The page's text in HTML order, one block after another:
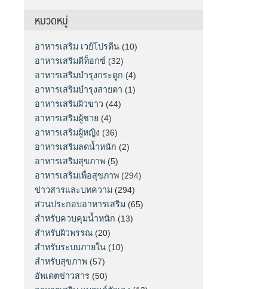
หมวดหมู่
อาหารเสริม เวย์โปรตีน (10)
อาหารเสริมดีท็อกซ์ (32)
อาหารเสริมบำรุงกระดูก (4)
อาหารเสริมบำรุงสายตา (1)
อาหารเสริมผิวขาว (44)
อาหารเสริมผู้ชาย (4)
อาหารเสริมผู้หญิง (36)
อาหารเสริมลดน้ำหนัก (2)
อาหารเสริมสุขภาพ (5)
อาหารเสริมเพื่อสุขภาพ (294)
ข่าวสารและบทความ (294)
ส่วนประกอบอาหารเสริม (65)
สำหรับควบคุมน้ำหนัก (13)
สำหรับผิวพรรณ (20)
สำหรับระบบภายใน (10)
สำหรับสุขภาพ (57)
อัพเดตข่าวสาร (50)